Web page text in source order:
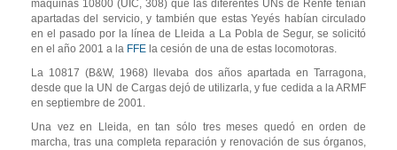
máquinas 10800 (UIC, 308) que las diferentes UNs de Renfe tenían
apartadas del servicio, y también que estas Yeyés habían circulado
en el pasado por la línea de Lleida a La Pobla de Segur, se solicitó
en el año 2001 a la FFE la cesión de una de estas locomotoras.
La 10817 (B&W, 1968) llevaba dos años apartada en Tarragona,
desde que la UN de Cargas dejó de utilizarla, y fue cedida a la ARMF
en septiembre de 2001.
Una vez en Lleida, en tan sólo tres meses quedó en orden de
marcha, tras una completa reparación y renovación de sus órganos,